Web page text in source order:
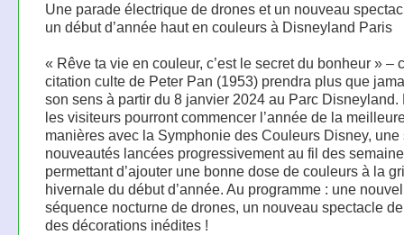
Une parade électrique de drones et un nouveau
un début d’année haut en couleurs à Disneyland Paris
« Rêve ta vie en couleur, c’est le secret du bonheur » –
citation culte de Peter Pan (1953) prendra plus que
son sens à partir du 8 janvier 2024 au Parc Disneyland.
les visiteurs pourront commencer l’année de la
manières avec la Symphonie des Couleurs Disney, une
nouveautés lancées progressivement au fil des
permettant d’ajouter une bonne dose de couleurs à la
hivernale du début d’année. Au programme : une
séquence nocturne de drones, un nouveau spectacle
des décorations inédites !